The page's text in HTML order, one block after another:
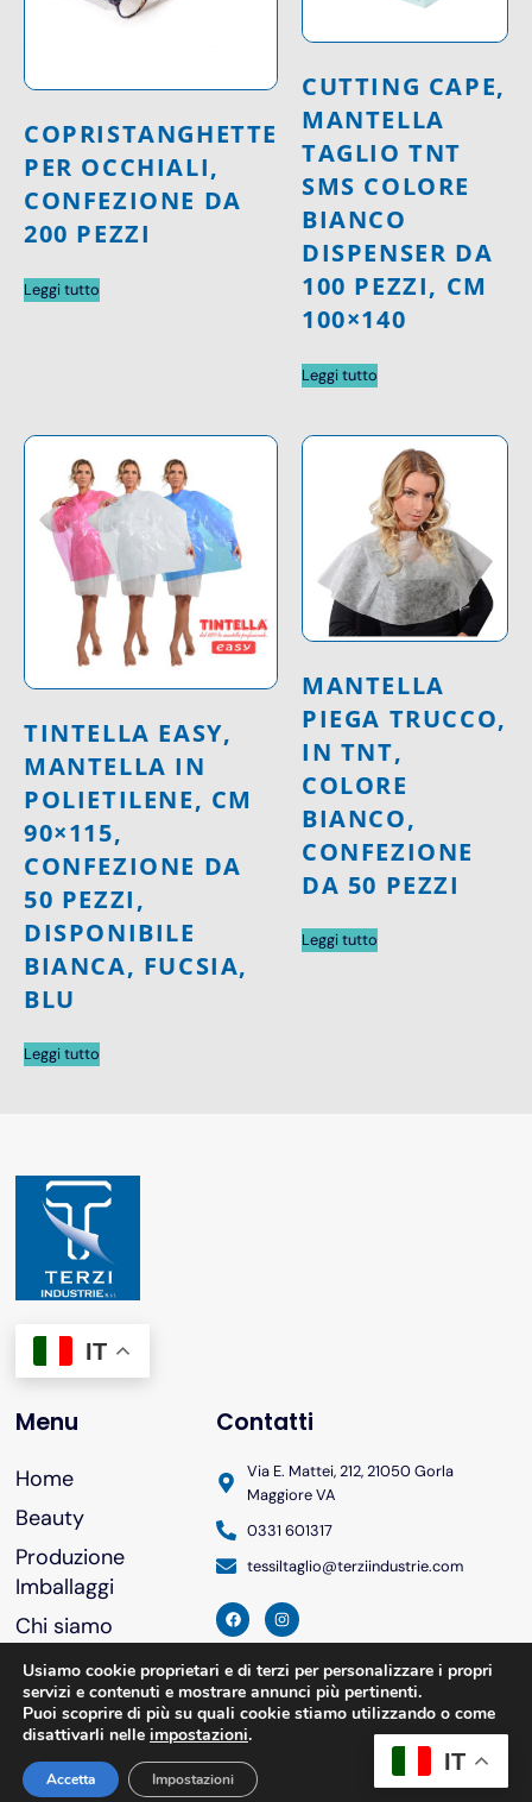
COPRISTANGHETTE
PER OCCHIALI,
CONFEZIONE DA
200 PEZZI
Leggi tutto
CUTTING CAPE,
MANTELLA
TAGLIO TNT
SMS COLORE
BIANCO
DISPENSER DA
100 PEZZI, CM
100×140
Leggi tutto
TINTELLA EASY,
MANTELLA IN
POLIETILENE, CM
90×115,
CONFEZIONE DA
50 PEZZI,
DISPONIBILE
BIANCA, FUCSIA,
BLU
Leggi tutto
MANTELLA
PIEGA TRUCCO,
IN TNT,
COLORE
BIANCO,
CONFEZIONE
DA 50 PEZZI
Leggi tutto
IT
Menu
Home
Beauty
Produzione
Imballaggi
Chi siamo
Brevetti
Contatti
Contatti
Via E. Mattei, 212, 21050 Gorla
Maggiore VA
0331 601317
tessiltaglio@terziindustrie.com
IT
Usiamo cookie proprietari e di terzi per personalizzare i propri
servizi e contenuti e mostrare annunci più pertinenti.
Puoi scoprire di più su quali cookie stiamo utilizzando o come
disattivarli nelle impostazioni.
Accetta Impostazioni